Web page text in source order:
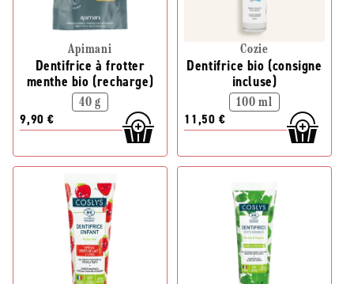
Apimani
Dentifrice à frotter
menthe bio (recharge)
40 g
9,90 €
Cozie
Dentifrice bio (consigne
incluse)
100 ml
11,50 €